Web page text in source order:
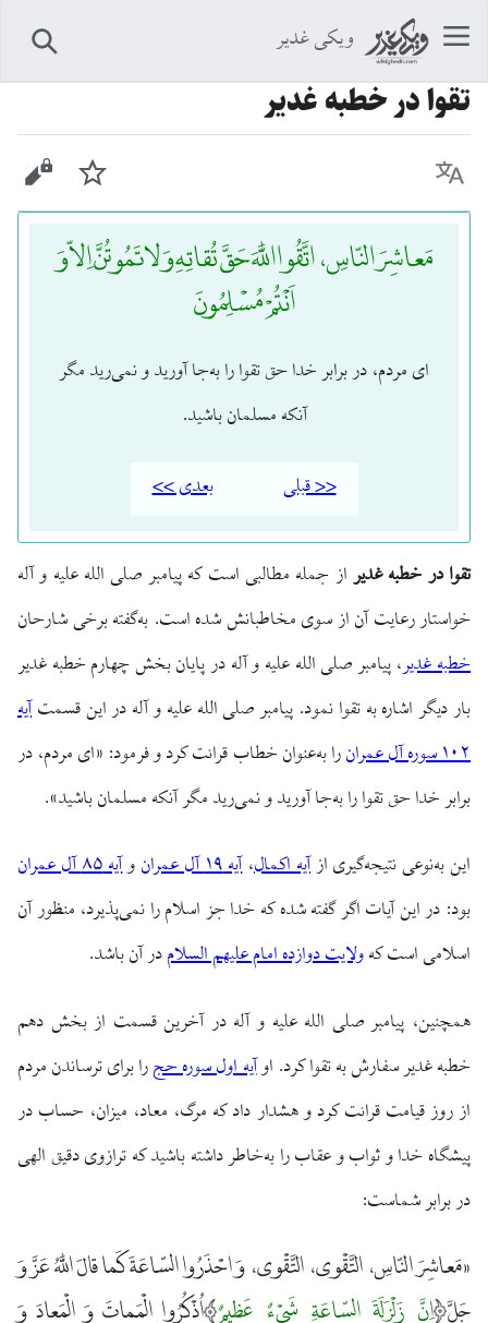
ویکی غدیر
تقوا در خطبه غدیر
زبان پیگیری
مَعاشِرَ النّاسِ، اتَّقُوا اللَّهَ حَقَّ تُقاتِهِ وَ لا تَمُوتُنَّ اِلاّ وَ
اَنْتُمْ مُسْلِمُونَ
ای مردم، در برابر خدا حق تقوا را به‌جا آورید و نمی‌رید مگر
آنکه مسلمان باشید.
<< قبلی بعدی >>
تقوا در خطبه غدیراز جمله مطالبی است که پیامبر صلی الله علیه و آله
خواستار رعایت آن از سوی مخاطبانش شده است. به‌گفته برخی شارحان
خطبه غدیر، پیامبر صلی الله علیه و آله در پایان بخش چهارم خطبه غدیر
بار دیگر اشاره به تقوا نمود. پیامبر صلی الله علیه و آله در این قسمتآیه
۱۰۲ سوره آل عمران
را به‌عنوان خطاب قرائت کرد و فرمود: «ای مردم، در
برابر خدا حق تقوا را به‌جا آورید و نمی‌رید مگر آنکه مسلمان باشید».
این به‌نوعی نتیجه‌گیری ازآیه اکمال،آیه ۱۹ آل عمران وآیه ۸۵ آل عمران
بود: در این آیات اگر گفته شده که خدا جز اسلام را نمی‌پذیرد، منظور آن
اسلامی است کهولایت دوازده امام علیهم السلامدر آن باشد.
همچنین، پیامبر صلی الله علیه و آله در آخرین قسمت از بخش دهم
خطبه غدیر سفارش به تقوا کرد. اوآیه اول سوره حجرا برای ترساندن مردم
از روز قیامت قرائت کرد و هشدار داد که مرگ، معاد، میزان، حساب در
پیشگاه خدا و ثواب و عقاب را به‌خاطر داشته باشید که ترازوی دقیق الهی
در برابر شماست:
«مَعاشِرَ النّاسِ، التَّقْوى، التَّقْوى، وَ احْذَرُوا السّاعَةَ كَما قالَ اللَّهُ عَزَّ وَ
جَلَّ اِنَّ زَلْزَلَةَ السّاعَةِ شَیْءٌ عَظیمٌ اُذْكُرُوا الْمَماتَ وَ الْمَعادَ وَ